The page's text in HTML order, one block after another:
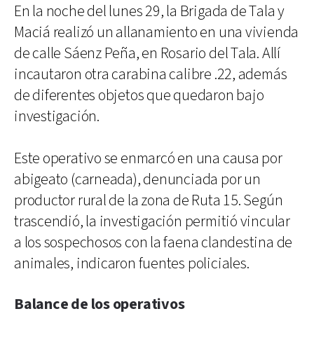
En la noche del lunes 29, la Brigada de Tala y
Maciá realizó un allanamiento en una vivienda
de calle Sáenz Peña, en Rosario del Tala. Allí
incautaron otra carabina calibre .22, además
de diferentes objetos que quedaron bajo
investigación.
Este operativo se enmarcó en una causa por
abigeato (carneada), denunciada por un
productor rural de la zona de Ruta 15. Según
trascendió, la investigación permitió vincular
a los sospechosos con la faena clandestina de
animales, indicaron fuentes policiales.
Balance de los operativos